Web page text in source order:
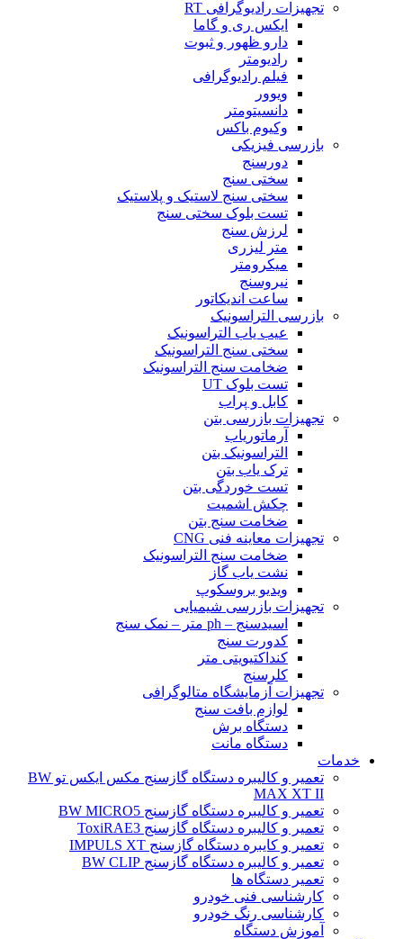
تجهیزات رادیوگرافی RT
ایکس ری و گاما
دارو ظهور و ثبوت
رادیومتر
فیلم رادیوگرافی
ویوور
دانسیتومتر
وکیوم باکس
بازرسی فیزیکی
دورسنج
سختی سنج
سختی سنج لاستیک و پلاستیک
تست بلوک سختی سنج
لرزش سنج
متر لیزری
میکرومتر
نیروسنج
ساعت اندیکاتور
بازرسی التراسونیک
عیب یاب التراسونیک
سختی سنج التراسونیک
ضخامت سنج التراسونیک
تست بلوک UT
کابل و پراب
تجهیزات بازرسی بتن
آرماتوریاب
التراسونیک بتن
ترک یاب بتن
تست خوردگی بتن
چکش اشمیت
ضخامت سنج بتن
تجهیزات معاینه فنی CNG
ضخامت سنج التراسونیک
نشت یاب گاز
ویدیو بروسکوپ
تجهیزات بازرسی شیمیایی
اسیدسنج – ph متر – نمک سنج
کدورت سنج
کنداکتیویتی متر
کلرسنج
تجهیزات آزمایشگاه متالوگرافی
لوازم بافت سنج
دستگاه برش
دستگاه مانت
خدمات
تعمیر و کالیبره دستگاه گازسنج مکس ایکس تو BW
MAX XT II
تعمیر و کالیبره دستگاه گازسنج BW MICRO5
تعمیر و کالیبره دستگاه گازسنج ToxiRAE3
تعمیر و کایبره دستگاه گازسنج IMPULS XT
تعمیر و کالیبره دستگاه گازسنج BW CLIP
تعمیر دستگاه ها
کارشناسی فنی خودرو
کارشناسی رنگ خودرو
آموزش دستگاه